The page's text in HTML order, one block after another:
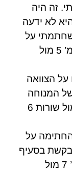
זה היה
לא ידעה
על
הצוואה”. (ראה גם המשך עדותו בעמ’ 5 מול
הצוואה
המנוחה
או של העדה הנוספת (ראה עמ’ 7 מול שורות 6
החתימה על
בסעיף
17 לתצהירה. וכן בדברי אשתו בעמ’ 7 מול